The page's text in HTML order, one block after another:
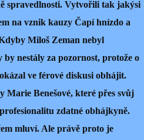
spravedlnosti. Vytvořili tak jakýsi
na vznik kauzy Čapí hnízdo a
Miloš Zeman nebyl
nestály za pozornost, protože o
ve férové diskusi obhájit.
Marie Benešové, které přes svůj
zdatné obhájkyně.
mluví. Ale právě proto je